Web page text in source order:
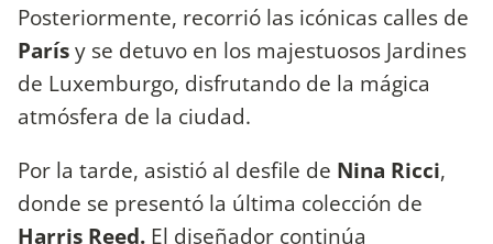
Posteriormente, recorrió las icónicas calles de
Parísy se detuvo en los majestuosos Jardines
de Luxemburgo, disfrutando de la mágica
atmósfera de la ciudad.
Por la tarde, asistió al desfile de Nina Ricci,
donde se presentó la última colección de
Harris Reed. El diseñador continúa